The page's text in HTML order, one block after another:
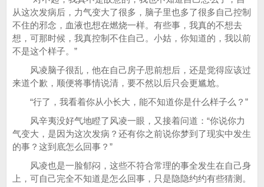
从这次发病后，力气变大了很多，脑子里也多了很多自己控制
不住的邪念，血液也想在燃烧一样。有些事，我真的不想去
想，可那时候，我真控制不住自己。小姑，你知道的，我以前
不是这个样子。”
风凌脑子很乱，他在自己房子思前想后，还是觉得应该过
来道个歉，顺便将事情说清，要不然以后只会更尴尬。
“行了，我看着你从小长大，能不知道你是什么样子么？”
风辛夷没好气地瞪了风凌一眼，又接着问道：“你说你力
气变大，是因为这次发病？还有你之前说你梦到了现实中发生
的事？这到底怎么回事？”
风凌也是一脸郁闷，这些不符合常理的事全发生在自己身
上，可自己完全不知道是怎么回事，只是隐隐约约有些猜测。